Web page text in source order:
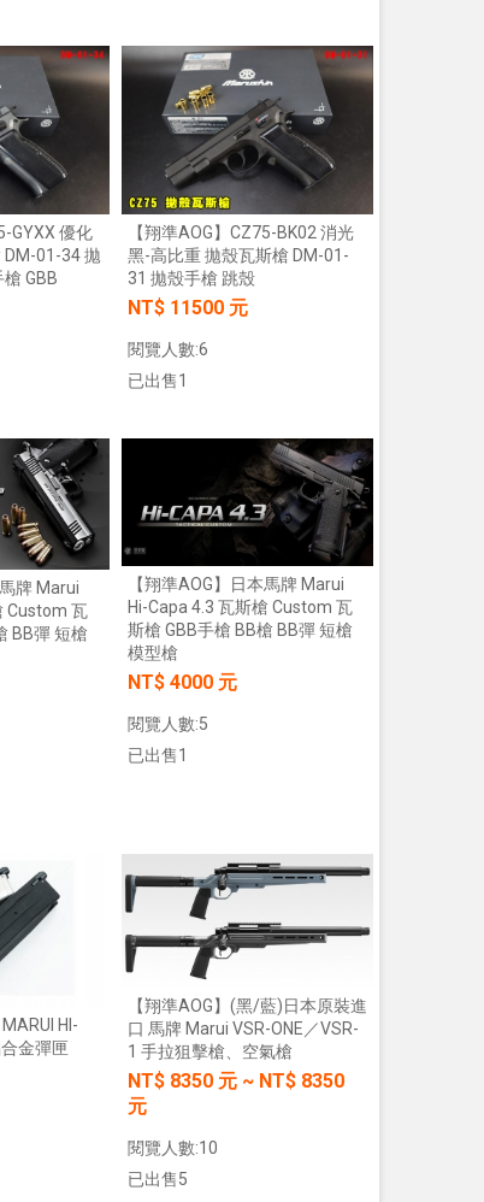
加入購物車
AOG】S&T UFC M4彈匣 AEG
M4/AR15系列 電動
NT$230元
GYXX 優化
01-34 拋
GBB
【翔準AOG】CZ75-BK02 消光
黑-高比重 拋殼瓦斯槍 DM-01-
31 拋殼手槍 跳殼
NT$ 11500 元
閱覽人數:6
已出售1
加入購物車
牌 Marui
Custom 瓦
BB彈 短槍
【翔準AOG】日本馬牌 Marui
Hi-Capa 4.3 瓦斯槍 Custom 瓦
斯槍 GBB手槍 BB槍 BB彈 短槍
模型槍
NT$ 4000 元
閱覽人數:5
已出售1
HI-
金彈匣
【翔準AOG】(黑/藍)日本原裝進
口 馬牌 Marui VSR-ONE／VSR-
1 手拉狙擊槍、空氣槍
NT$8350元 ~ NT$8350
元
閱覽人數:10
已出售5